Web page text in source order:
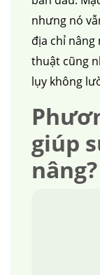
nhưng nó
địa chỉ nâng
thuật cũng
lụy không
giúp
nâng?